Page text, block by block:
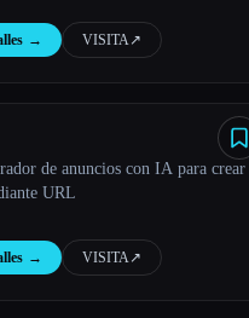
→ VISITA↗︎
de anuncios con IA para crear
URL
→ VISITA↗︎